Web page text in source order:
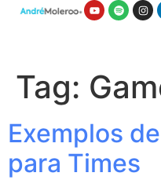
Tag:
Exemplos
para Times